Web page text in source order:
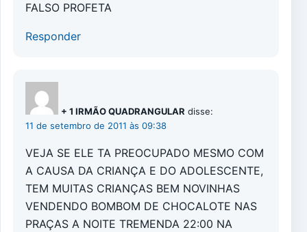
FALSO PROFETA
Responder
+ 1 IRMÃO QUADRANGULAR disse:
11 de setembro de 2011 às 09:38
VEJA SE ELE TA PREOCUPADO MESMO COM
A CAUSA DA CRIANÇA E DO ADOLESCENTE,
TEM MUITAS CRIANÇAS BEM NOVINHAS
VENDENDO BOMBOM DE CHOCALOTE NAS
PRAÇAS A NOITE TREMENDA 22:00 NA